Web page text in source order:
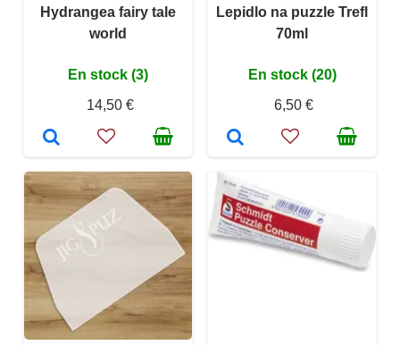
Hydrangea fairy tale
world
En stock (3)
14,50 €
Lepidlo na puzzle Trefl
70ml
En stock (20)
6,50 €